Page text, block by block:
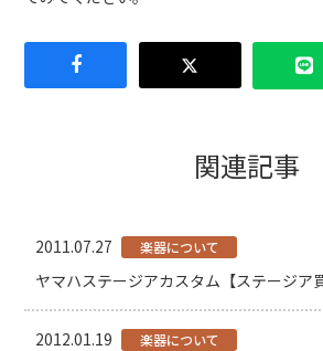
関連記事
2011.07.27 楽器について
ヤマハステージアカスタム【ステージア
2012.01.19 楽器について